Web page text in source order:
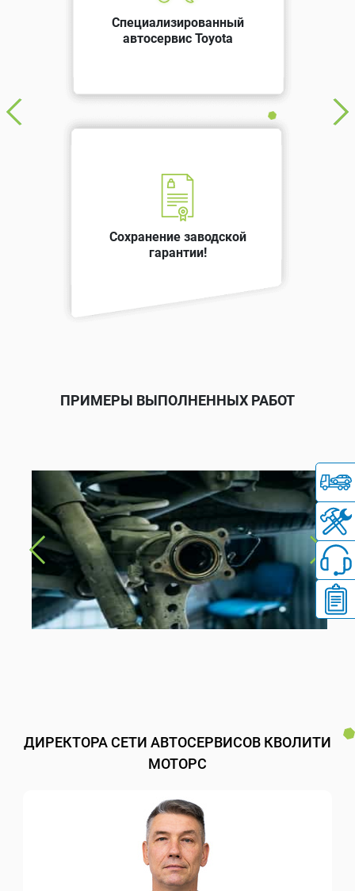
Специализированный
автосервис Toyota
Сохранение заводской
гарантии!
ПРИМЕРЫ ВЫПОЛНЕННЫХ РАБОТ
ДИРЕКТОРА СЕТИ АВТОСЕРВИСОВ КВОЛИТИ
МОТОРС